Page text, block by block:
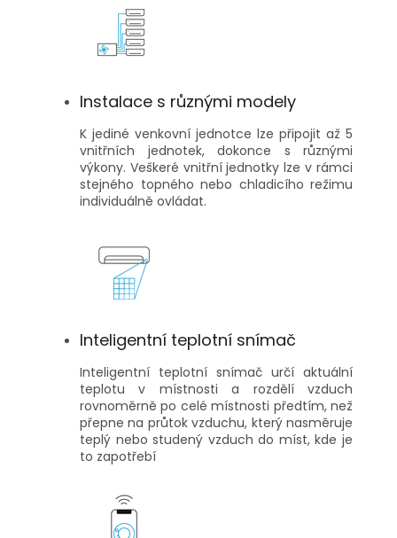
Instalace s různými modely
K jediné venkovní jednotce lze připojit až 5
vnitřních jednotek, dokonce s různými
výkony. Veškeré vnitřní jednotky lze v rámci
stejného topného nebo chladicího režimu
individuálně ovládat.
Inteligentní teplotní snímač
Inteligentní teplotní snímač určí aktuální
teplotu v místnosti a rozdělí vzduch
rovnoměrně po celé místnosti předtím, než
přepne na průtok vzduchu, který nasměruje
teplý nebo studený vzduch do míst, kde je
to zapotřebí